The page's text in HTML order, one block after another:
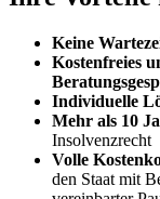
Keine
Kostenfreies
Individuelle
Mehr als 10
Insolvenzrecht
Volle
den Staat mit